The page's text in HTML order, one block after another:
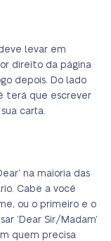
levar em
direito da página
depois. Do lado
terá que escrever
carta.
na maioria das
Cabe a você
ou o primeiro e o
‘Dear Sir/Madam’
quem precisa